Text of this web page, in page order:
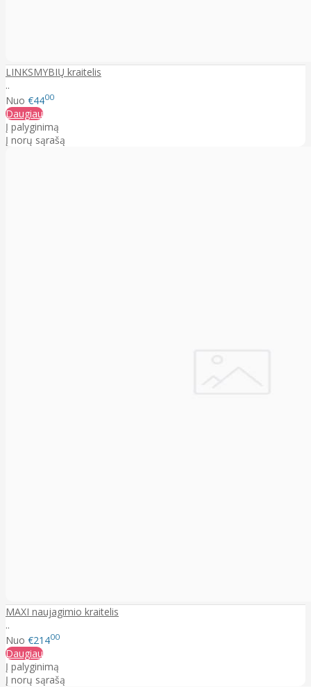
LINKSMYBIŲ kraitelis
..
Nuo €4400
Daugiau
Į palyginimą
Į norų sąrašą
MAXI naujagimio kraitelis
..
Nuo €21400
Daugiau
Į palyginimą
Į norų sąrašą